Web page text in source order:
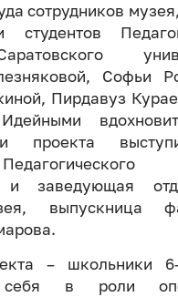
сотрудников
студентов
Софьи
Пирдавуз
проекта
и заведующая
выпускница
– школьники
себя в роли